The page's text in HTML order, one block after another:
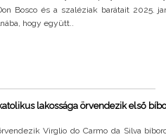
Bosco és a szaléziak barátait 2025.
hogy együtt..
lakossága örvendezik első
Virglio do Carmo da Silva